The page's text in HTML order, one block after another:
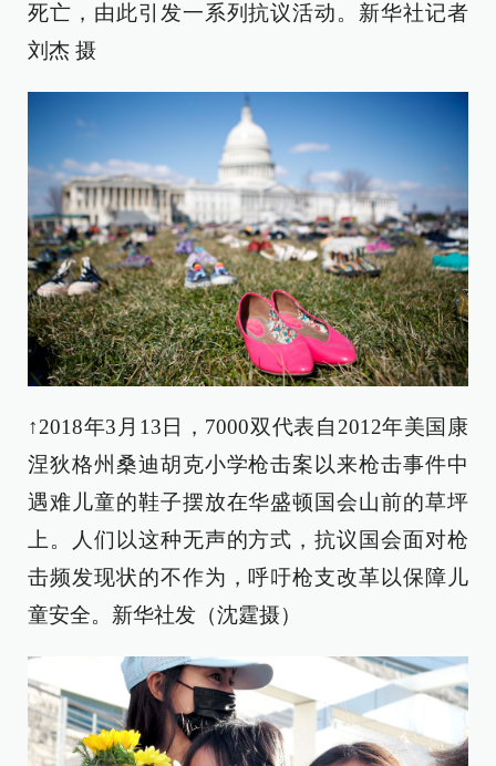
死亡，由此引发一系列抗议活动。新华社记者
刘杰 摄
↑2018年3月13日，7000双代表自2012年美国康
涅狄格州桑迪胡克小学枪击案以来枪击事件中
遇难儿童的鞋子摆放在华盛顿国会山前的草坪
上。人们以这种无声的方式，抗议国会面对枪
击频发现状的不作为，呼吁枪支改革以保障儿
童安全。新华社发（沈霆摄）